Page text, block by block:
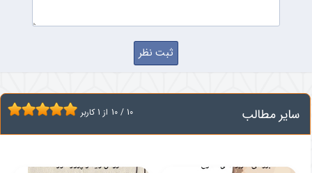
سایر مطالب 10 / 10 از 1 کاربر